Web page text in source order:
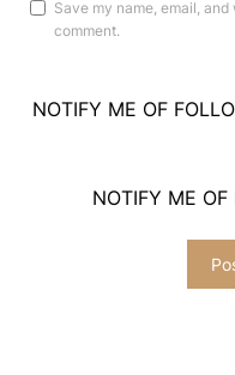
Save my name, email,
comment.
NOTIFY ME OF
NOTIFY ME